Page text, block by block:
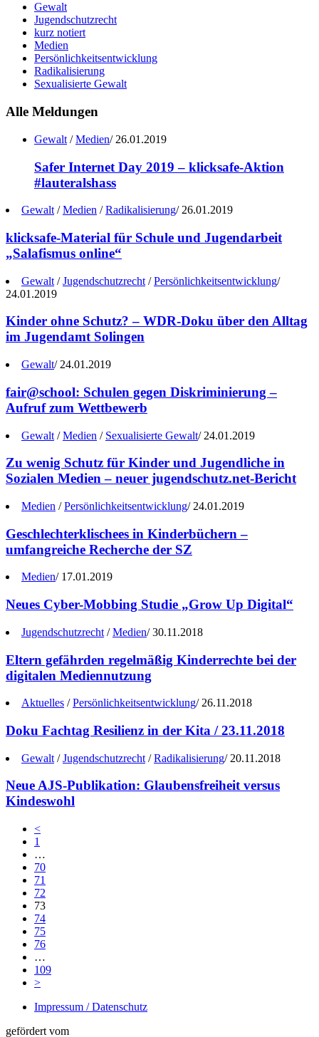
Gewalt
Jugendschutzrecht
kurz notiert
Medien
Persönlichkeitsentwicklung
Radikalisierung
Sexualisierte Gewalt
Alle Meldungen
Gewalt /Medien/ 26.01.2019
Safer Internet Day 2019 – klicksafe-Aktion
#lauteralshass
Gewalt /Medien /Radikalisierung/ 26.01.2019
klicksafe-Material für Schule und Jugendarbeit
„Salafismus online“
Gewalt /Jugendschutzrecht /Persönlichkeitsentwicklung/
24.01.2019
Kinder ohne Schutz? – WDR-Doku über den Alltag
im Jugendamt Solingen
Gewalt/ 24.01.2019
fair@school: Schulen gegen Diskriminierung –
Aufruf zum Wettbewerb
Gewalt /Medien / Sexualisierte Gewalt/ 24.01.2019
Zu wenig Schutz für Kinder und Jugendliche in
Sozialen Medien – neuer jugendschutz.net-Bericht
Medien /Persönlichkeitsentwicklung/ 24.01.2019
Geschlechterklischees in Kinderbüchern –
umfangreiche Recherche der SZ
Medien/ 17.01.2019
Neues Cyber-Mobbing Studie „Grow Up Digital“
Jugendschutzrecht /Medien/30.11.2018
Eltern gefährden regelmäßig Kinderrechte bei der
digitalen Mediennutzung
Aktuelles /Persönlichkeitsentwicklung/ 26.11.2018
Doku Fachtag Resilienz in der Kita / 23.11.2018
Gewalt /Jugendschutzrecht /Radikalisierung/ 20.11.2018
Neue AJS-Publikation: Glaubensfreiheit versus
Kindeswohl
<
1
…
70
71
72
73
74
75
76
…
109
>
Impressum / Datenschutz
gefördert vom